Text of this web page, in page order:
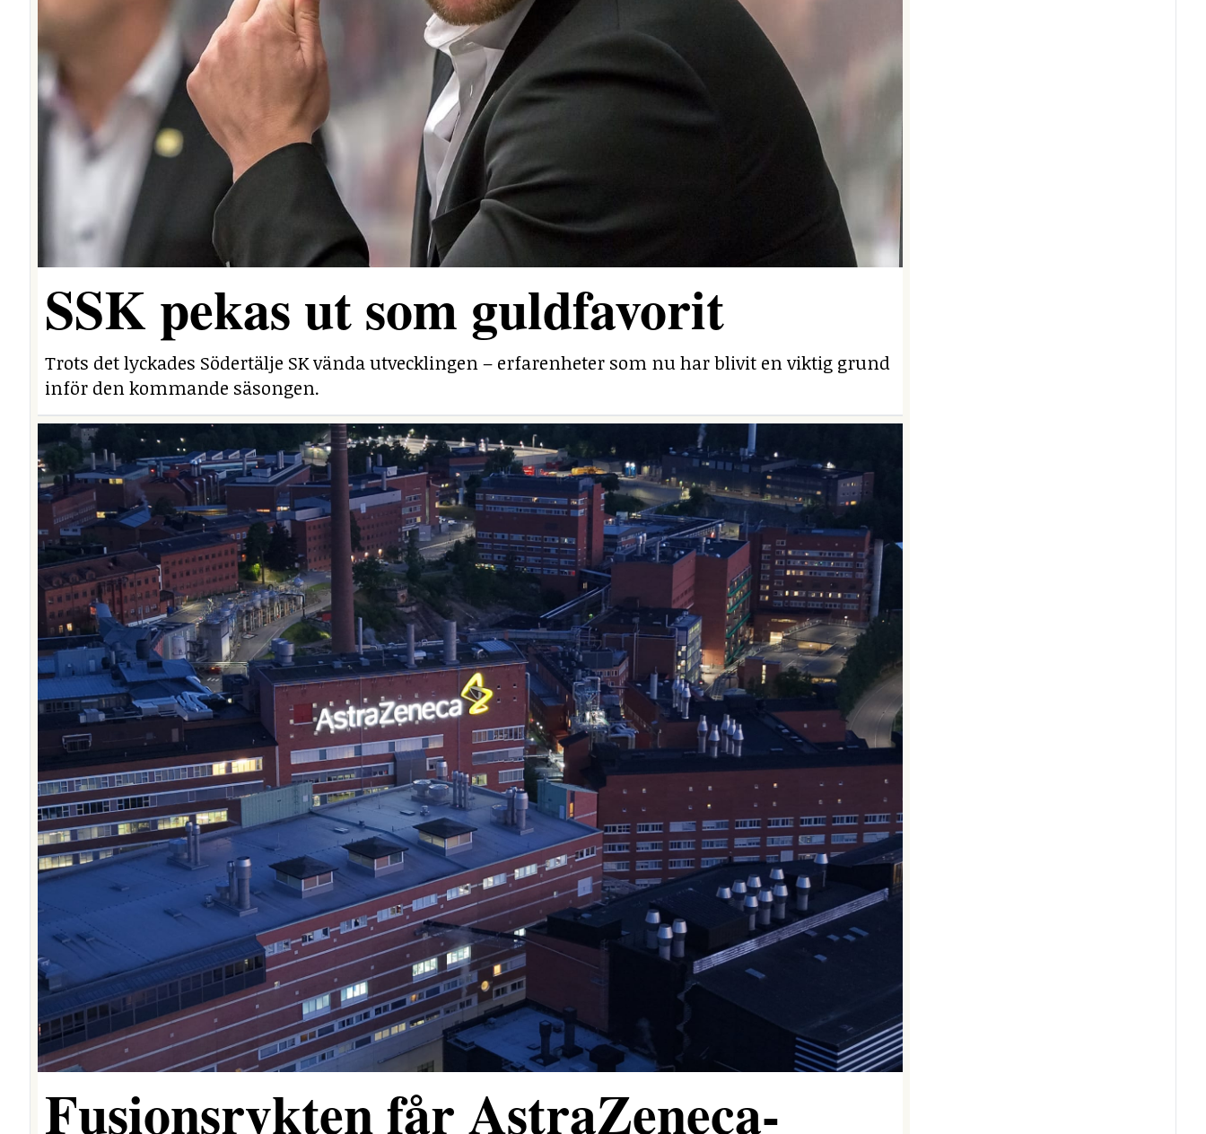
SSK pekas ut som guldfavorit
Trots det lyckades Södertälje SK vända utvecklingen – erfarenheter som nu har blivit en viktig grund
inför den kommande säsongen.
Fusionsrykten får AstraZeneca-